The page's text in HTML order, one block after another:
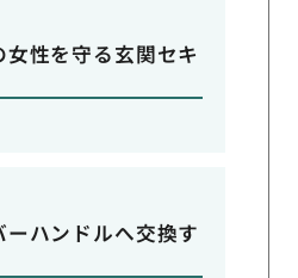
性を守る玄関セキ
ハンドルへ交換す